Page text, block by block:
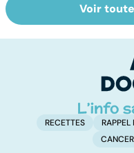
Comment
maîtriser le
Voir
RECETTES RAPPEL
CANCER